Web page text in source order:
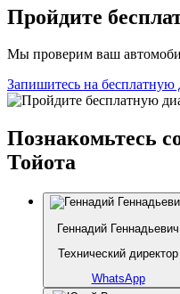
Пройдите
Мы проверим ваш
Запишитесь на бесплатную
Познакомьтесь
Тойота
Геннадий Геннадьевич
Технический директор
WhatsApp